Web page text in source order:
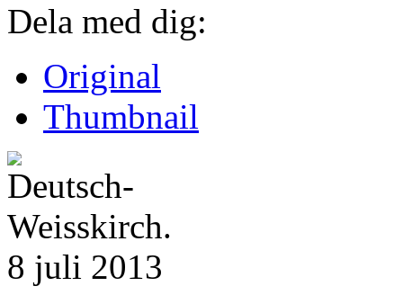
Dela med dig:
Original
Thumbnail
8 juli 2013